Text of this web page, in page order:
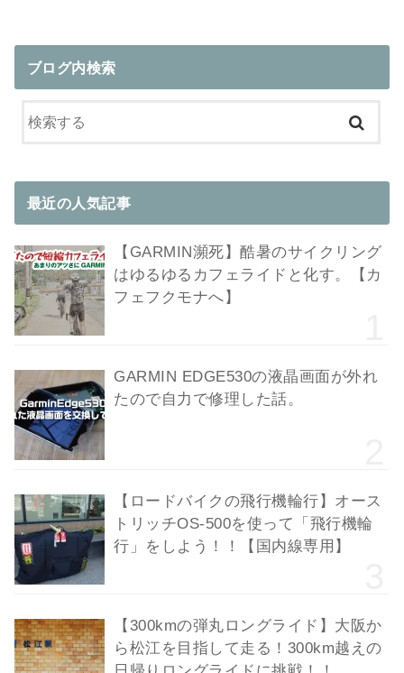
ブログ内検索
最近の人気記事
【GARMIN瀕死】酷暑のサイクリング
はゆるゆるカフェライドと化す。【カ
フェフクモナへ】
GARMIN EDGE530の液晶画面が外れ
たので自力で修理した話。
【ロードバイクの飛行機輪行】オース
トリッチOS-500を使って「飛行機輪
行」をしよう！！【国内線専用】
【300kmの弾丸ロングライド】大阪か
ら松江を目指して走る！300km越えの